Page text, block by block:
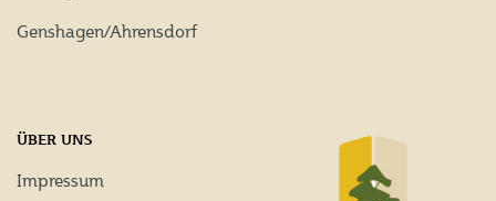
Genshagen/Ahrensdorf
ÜBER UNS
Impressum